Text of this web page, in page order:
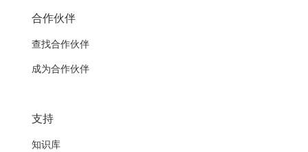
合作伙伴
查找合作伙伴
成为合作伙伴
支持
知识库